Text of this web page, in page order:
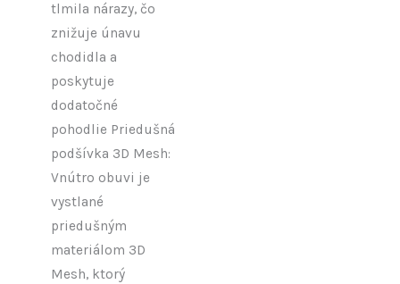
tlmila nárazy, čo
znižuje únavu
chodidla a
poskytuje
dodatočné
pohodlie Priedušná
podšívka 3D Mesh:
Vnútro obuvi je
vystlané
priedušným
materiálom 3D
Mesh, ktorý